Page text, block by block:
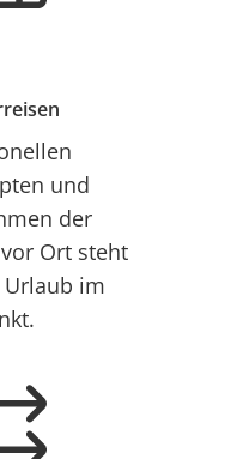
und
der
Ort steht
im